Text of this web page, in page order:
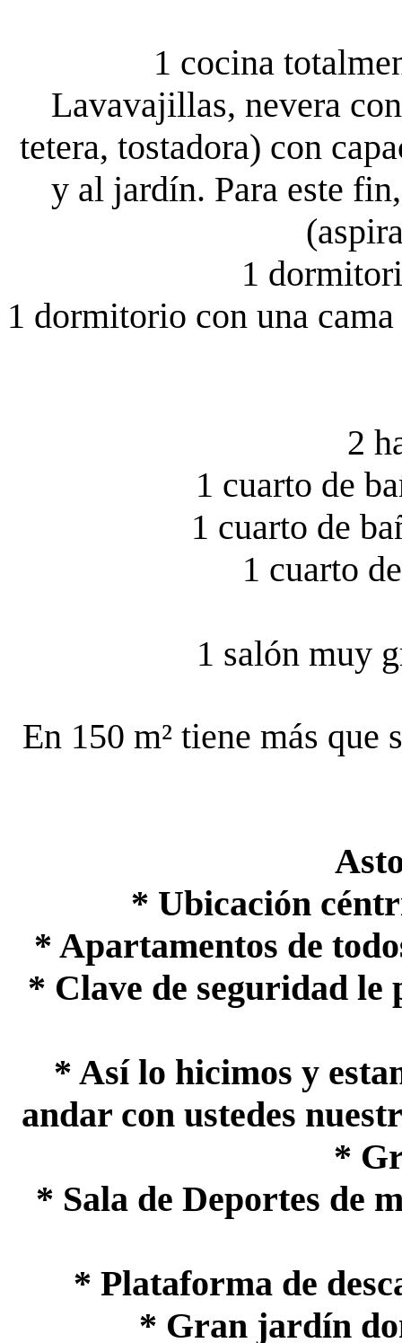
1 cocina
Lavavajillas, nevera
tetera, tostadora) con
y al jardín. Para este
1
1 dormitorio con una
2
1 cuarto de
1 cuarto de
1 cuarto
1 salón muy
En 150 m² tiene más que
* Ubicación
* Apartamentos de
* Clave de seguridad
* Así lo hicimos y
andar con ustedes
*
* Sala de Deportes de
* Plataforma de
* Gran jardín